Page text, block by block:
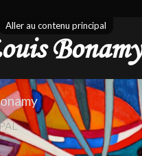
Aller au contenu principal
Bonamy